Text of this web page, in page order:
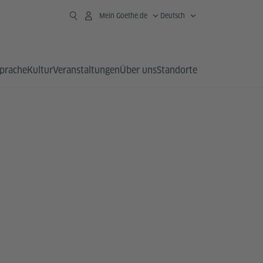
Mein Goethe.de Deutsch
KulturVeranstaltungenÜber unsStandorte